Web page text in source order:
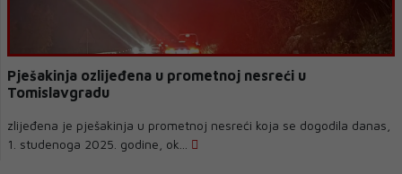
Pješakinja ozlijeđena u prometnoj nesreći u
Tomislavgradu
zlijeđena je pješakinja u prometnoj nesreći koja se dogodila danas,
1. studenoga 2025. godine, ok...